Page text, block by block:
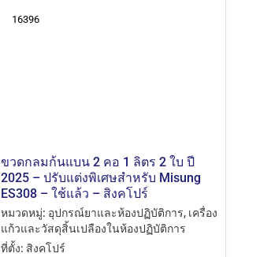
16396
ขวดกลมก้นแบน 2 คอ 1 ลิตร 2 ใบ ปี
2025 – ปรับแต่งพิเศษสำหรับ Misung
ES308 – ใช้แล้ว – สิงคโปร์
หมวดหมู่: อุปกรณ์ยาและห้องปฏิบัติการ, เครื่อง
แก้วและวัสดุสิ้นเปลืองในห้องปฏิบัติการ
ที่ตั้ง: สิงคโปร์